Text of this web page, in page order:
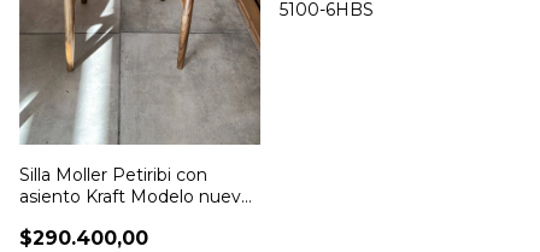
Silla Moller Petiribi con
asiento Kraft Modelo nuevo
$290.400,00
5100-6HBS